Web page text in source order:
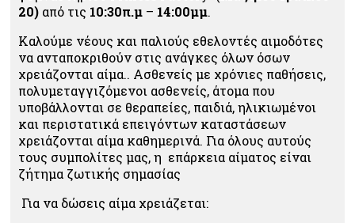
20) από τις 10:30π.μ – 14:00μμ.
Καλούμε νέους και παλιούς εθελοντές αιμοδότες
να ανταποκριθούν στις ανάγκες όλων όσων
χρειάζονται αίμα.. Ασθενείς με χρόνιες παθήσεις,
πολυμεταγγιζόμενοι ασθενείς, άτομα που
υποβάλλονται σε θεραπείες, παιδιά, ηλικιωμένοι
και περιστατικά επειγόντων καταστάσεων
χρειάζονται αίμα καθημερινά. Για όλους αυτούς
τους συμπολίτες μας, η επάρκεια αίματος είναι
ζήτημα ζωτικής σημασίας
Για να δώσεις αίμα χρειάζεται: